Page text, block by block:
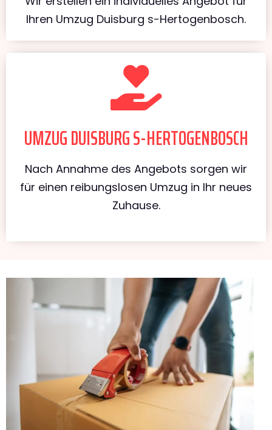
Ihren Umzug Duisburg s-Hertogenbosch.
UMZUG DUISBURG S-HERTOGENBOSCH
Nach Annahme des Angebots sorgen wir
für einen reibungslosen Umzug in Ihr neues
Zuhause.